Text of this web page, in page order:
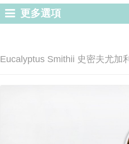
更多選項
Eucalyptus Smithii 史密夫尤加